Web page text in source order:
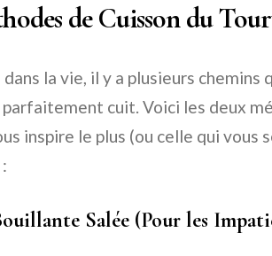
de Cuisson du
la vie, il y a plusieurs chemins
cuit. Voici les deux
inspire le plus (ou celle qui vous
Salée (Pour les